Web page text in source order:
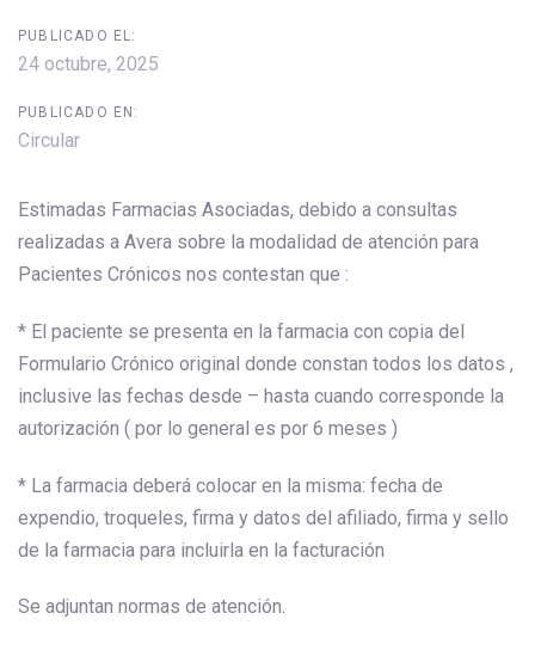
PUBLICADO EL:
24 octubre, 2025
PUBLICADO EN:
Circular
Estimadas Farmacias Asociadas, debido a consultas
realizadas a Avera sobre la modalidad de atención para
Pacientes Crónicos nos contestan que :
* El paciente se presenta en la farmacia con copia del
Formulario Crónico original donde constan todos los datos ,
inclusive las fechas desde – hasta cuando corresponde la
autorización ( por lo general es por 6 meses )
* La farmacia deberá colocar en la misma: fecha de
expendio, troqueles, firma y datos del afiliado, firma y sello
de la farmacia para incluirla en la facturación
Se adjuntan normas de atención.